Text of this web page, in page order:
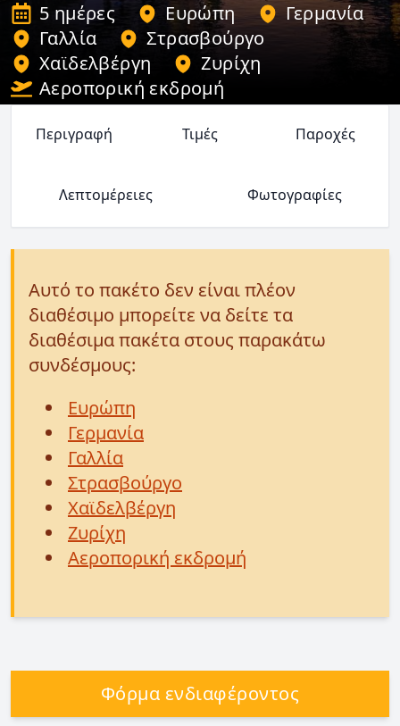
5 ημέρες Ευρώπη
Γερμανία
Γαλλία
Στρασβούργο
Χαϊδελβέργη
Ζυρίχη
Αεροπορική εκδρομή
Περιγραφή Τιμές Παροχές
Λεπτομέρειες Φωτογραφίες
Αυτό το πακέτο δεν είναι πλέον
διαθέσιμο μπορείτε να δείτε τα
διαθέσιμα πακέτα στους παρακάτω
συνδέσμους:
Ευρώπη
Γερμανία
Γαλλία
Στρασβούργο
Χαϊδελβέργη
Ζυρίχη
Αεροπορική εκδρομή
Φόρμα ενδιαφέροντος